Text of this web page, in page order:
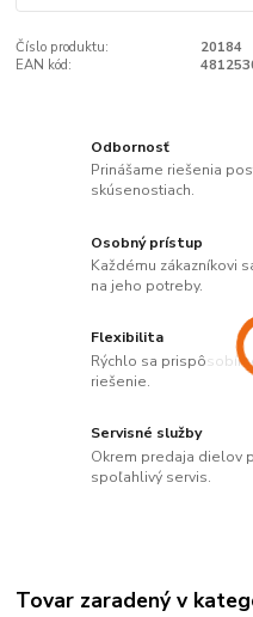
Číslo produktu:
20184
EAN kód:
Odbornosť
Prinášame riešenia
skúsenostiach.
Osobný prístup
Každému zákazníkovi
na jeho potreby.
Flexibilita
Rýchlo sa
riešenie.
Servisné služby
Okrem predaja dielov
spoľahlivý servis.
Tovar zaradený v